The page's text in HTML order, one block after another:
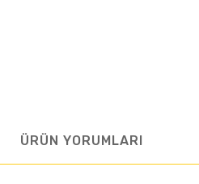
ÜRÜN YORUMLARI